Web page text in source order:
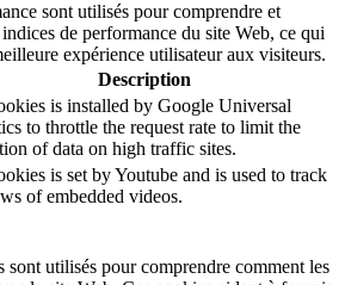
sont utilisés pour comprendre et
de performance du site Web, ce qui
expérience utilisateur aux visiteurs.
Description
is installed by Google Universal
to throttle the request rate to limit the
of data on high traffic sites.
is set by Youtube and is used to track
of embedded videos.
sont utilisés pour comprendre comment les